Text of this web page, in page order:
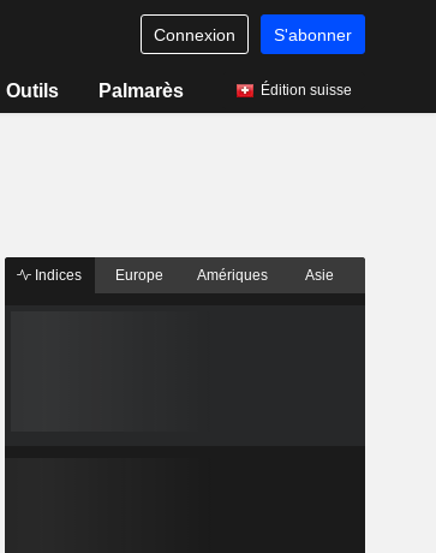
Connexion S'abonner
Outils Palmarès Édition suisse
Indices Europe Amériques Asie